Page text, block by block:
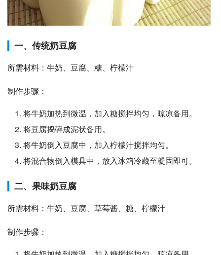
一、传统奶豆腐
所需材料：牛奶、豆腐、糖、柠檬汁
制作步骤：
将牛奶加热到微温，加入糖搅拌均匀，晾凉备用。
将豆腐捣碎成泥状备用。
将牛奶倒入豆腐中，加入柠檬汁搅拌均匀。
将混合物倒入模具中，放入冰箱冷藏至凝固即可。
二、果味奶豆腐
所需材料：牛奶、豆腐、草莓酱、糖、柠檬汁
制作步骤：